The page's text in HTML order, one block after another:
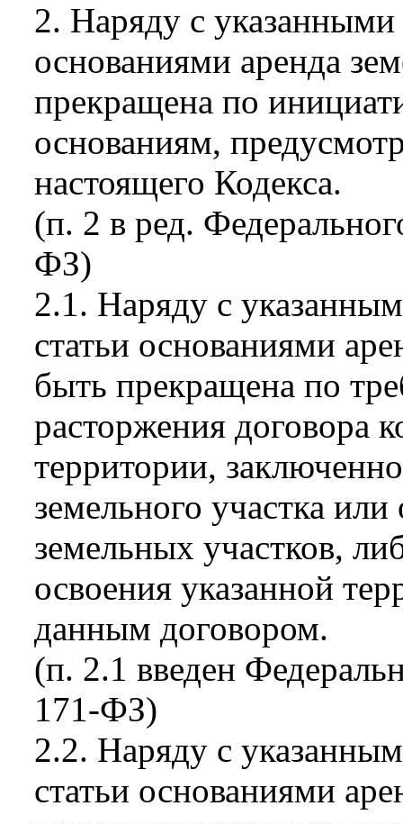
2. Наряду с указанными
основаниями аренда
прекращена по
основаниям,
настоящего Кодекса.
(п. 2 в ред.
ФЗ)
2.1. Наряду с
статьи основаниями
быть прекращена по
расторжения договора
территории,
земельного участка
земельных участков,
освоения указанной
данным договором.
(п. 2.1 введен
171-ФЗ)
2.2. Наряду с
статьи основаниями